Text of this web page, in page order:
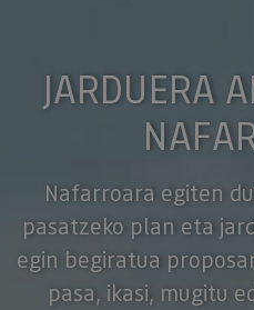
JARDUERA
Nafarroara egiten
pasatzeko plan eta
egin begiratua
pasa, ikasi, mugitu